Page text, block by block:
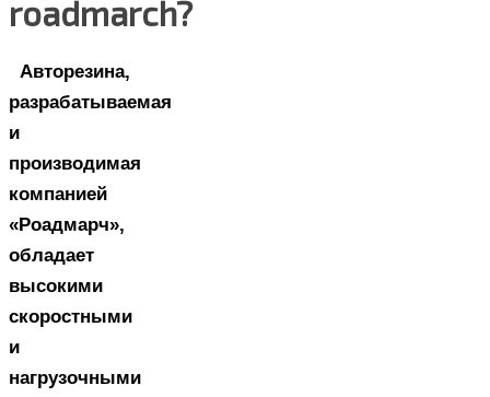
roadmarch?
Авторезина,
разрабатываемая
и
производимая
компанией
«Роадмарч»,
обладает
высокими
скоростными
и
нагрузочными